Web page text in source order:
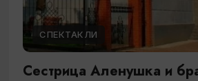
СПЕКТАКЛИ
Сестрица Аленушка и